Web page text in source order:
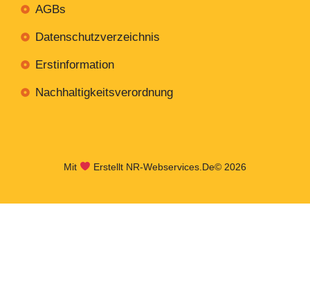
AGBs
Datenschutzverzeichnis
Erstinformation
Nachhaltigkeitsverordnung
Mit Erstellt NR-Webservices.de© 2026